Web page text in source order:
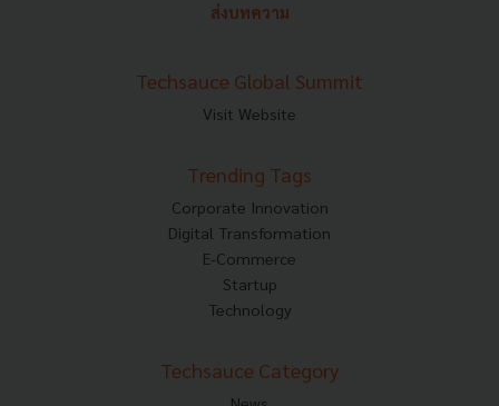
ส่งบทความ
Techsauce Global Summit
Visit Website
Trending Tags
Corporate Innovation
Digital Transformation
E-Commerce
Startup
Technology
Techsauce Category